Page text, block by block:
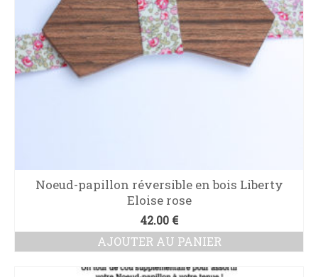
Noeud-papillon réversible en bois Liberty
Eloise rose
42.00 €
AJOUTER AU PANIER